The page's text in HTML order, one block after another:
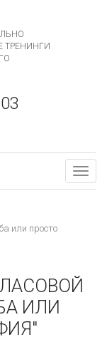
ТРЕНИНГИ
или просто
ИЛИ